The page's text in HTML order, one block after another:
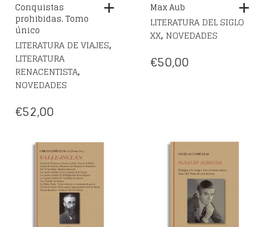
Conquistas
prohibidas. Tomo
único
LITERATURA DE VIAJES,
LITERATURA
RENACENTISTA,
NOVEDADES
€52,00
Max Aub
LITERATURA DEL SIGLO
XX, NOVEDADES
€50,00